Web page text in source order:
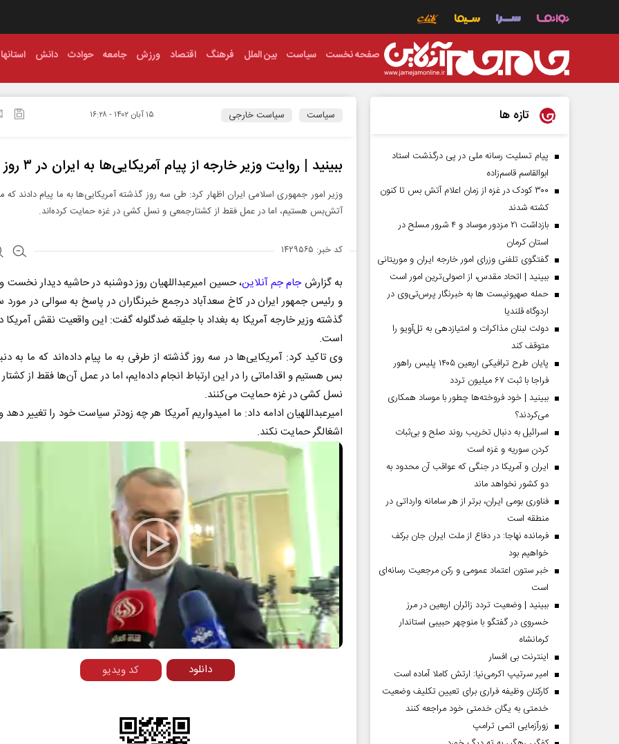
صفحه نخست سیاست بین الملل فرهنگ اقتصاد ورزش جامعه حوادث دانش استانها
سیاست سیاست خارجی ۱۵ آبان ۱۴۰۲ - ۱۶:۲۸
ببینید | روایت وزیر خارجه از پیام آمریکایی‌ها به ایران در ۳ روز اخیر
وزیر امور جمهوری اسلامی ایران اظهار کرد: طی سه روز گذشته آمریکایی‌ها به ما پیام دادند که
آتش‌بس هستیم، اما در عمل فقط از کشتارجمعی و نسل‌ کشی در غزه حمایت کرده‌اند.
کد خبر: ۱۴۲۹۵۶۵
به گزارشجام جم آنلاین، حسین امیرعبداللهیان روز دوشنبه در حاشیه دیدار نخست
و رئیس جمهور ایران در کاخ سعدآباد درجمع خبرنگاران در پاسخ به سوالی در
گذشته وزیر خارجه آمریکا به بغداد با جلیقه ضدگلوله گفت: این واقعیت نقش آمریکا
است.
وی تاکید کرد: آمریکایی‌ها در سه روز گذشته از طرفی به ما پیام داده‌اند که ما به
بس هستیم و اقداماتی را در این ارتباط انجام داده‌ایم، اما در عمل آن‌ها فقط از
نسل‌ کشی در غزه حمایت می‌کنند.
امیرعبداللهیان ادامه داد: ما امیدواریم آمریکا هر چه زودتر سیاست خود را تغییر
اشغالگر حمایت نکند.
Play
Video
کد ویدیو دانلود
تازه ها
پیام تسلیت رسانه ملی در پی درگذشت استاد
ابوالقاسم قاسم‌زاده
۳۰۰ کودک در غزه از زمان اعلام آتش بس تا کنون
کشته شدند
بازداشت ۲۱ مزدور موساد و ۴ شرور مسلح در
استان کرمان
گفتگوی تلفنی وزرای امور خارجه ایران و موریتانی
ببینید | اتحاد مقدس، از اصولی‌ترین امور است
حمله صهیونیست ها به خبرنگار پرس‌تی‌وی در
اردوگاه قلندیا
دولت لبنان مذاکرات و امتیازدهی به تل‌آویو را
متوقف کند
پایان طرح ترافیکی اربعین ۱۴۰۵ پلیس راهور
فراجا با ثبت ۶۷ میلیون تردد
ببینید | خود فروخته‌ها چطور با موساد همکاری
می‌کردند؟
اسرائیل به دنبال تخریب روند صلح و بی‌ثبات
کردن سوریه و غزه است
ایران و آمریکا در جنگی که عواقب آن محدود به
دو کشور نخواهد ماند
فناوری بومی ایران، برتر از هر سامانه وارداتی در
منطقه است
فرمانده نهاجا: در دفاع از ملت ایران جان برکف
خواهیم بود
خبر ستون اعتماد عمومی و رکن مرجعیت رسانه‌ای
است
ببینید | وضعیت تردد زائران اربعین در مرز
خسروی در گفتگو با منوچهر حبیبی استاندار
کرمانشاه
اینترنت بی افسار
امیر سرتیپ اکرمی‌نیا: ارتش کاملا آماده است
کارکنان وظیفه فراری برای تعیین تکلیف وضعیت
خدمتی به یگان خدمتی خود مراجعه کنند
زورآزمایی اتمی ترامپ